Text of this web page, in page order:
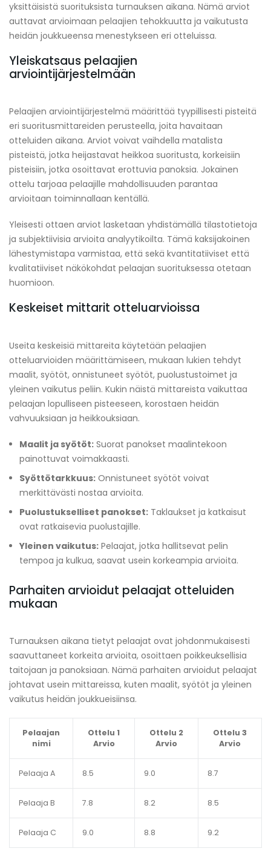
yksittäisistä suorituksista turnauksen aikana. Nämä arviot
auttavat arvioimaan pelaajien tehokkuutta ja vaikutusta
heidän joukkueensa menestykseen eri otteluissa.
Yleiskatsaus pelaajien
arviointijärjestelmään
Pelaajien arviointijärjestelmä määrittää tyypillisesti pisteitä
eri suoritusmittareiden perusteella, joita havaitaan
otteluiden aikana. Arviot voivat vaihdella matalista
pisteistä, jotka heijastavat heikkoa suoritusta, korkeisiin
pisteisiin, jotka osoittavat erottuvia panoksia. Jokainen
ottelu tarjoaa pelaajille mahdollisuuden parantaa
arvioitaan toiminnallaan kentällä.
Yleisesti ottaen arviot lasketaan yhdistämällä tilastotietoja
ja subjektiivisia arvioita analyytikoilta. Tämä kaksijakoinen
lähestymistapa varmistaa, että sekä kvantitatiiviset että
kvalitatiiviset näkökohdat pelaajan suorituksessa otetaan
huomioon.
Keskeiset mittarit otteluarvioissa
Useita keskeisiä mittareita käytetään pelaajien
otteluarvioiden määrittämiseen, mukaan lukien tehdyt
maalit, syötöt, onnistuneet syötöt, puolustustoimet ja
yleinen vaikutus peliin. Kukin näistä mittareista vaikuttaa
pelaajan lopulliseen pisteeseen, korostaen heidän
vahvuuksiaan ja heikkouksiaan.
Maalit ja syötöt: Suorat panokset maalintekoon
painottuvat voimakkaasti.
Syöttötarkkuus: Onnistuneet syötöt voivat
merkittävästi nostaa arvioita.
Puolustukselliset panokset: Taklaukset ja katkaisut
ovat ratkaisevia puolustajille.
Yleinen vaikutus: Pelaajat, jotka hallitsevat pelin
tempoa ja kulkua, saavat usein korkeampia arvioita.
Parhaiten arvioidut pelaajat otteluiden
mukaan
Turnauksen aikana tietyt pelaajat ovat johdonmukaisesti
saavuttaneet korkeita arvioita, osoittaen poikkeuksellisia
taitojaan ja panoksiaan. Nämä parhaiten arvioidut pelaajat
johtavat usein mittareissa, kuten maalit, syötöt ja yleinen
vaikutus heidän joukkueisiinsa.
Pelaajan
nimi
Ottelu 1
Arvio
Ottelu 2
Arvio
Ottelu 3
Arvio
Pelaaja A 8.5 9.0 8.7
Pelaaja B 7.8 8.2 8.5
Pelaaja C 9.0 8.8 9.2